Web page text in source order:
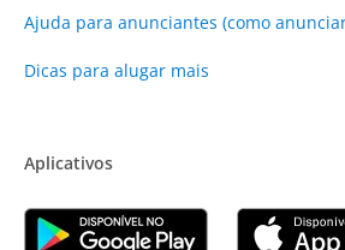
Ajuda para anunciantes (como
Dicas para alugar mais
Aplicativos